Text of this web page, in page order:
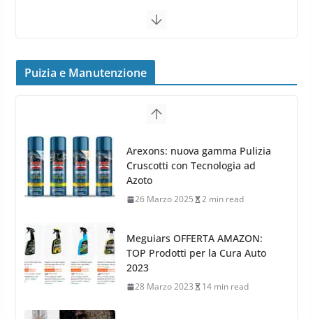
16 Settembre 2019
MAK FIVESTAR (2019)
24 Luglio 2019 1 min read
Cerchi in lega grandi: quando
frenata e handling
8 Aprile 2026 7 min read
Puizia e Manutenzione
Arexons: nuova gamma Pulizia
Cruscotti con Tecnologia ad
Azoto
26 Marzo 2025 2 min read
Meguiars OFFERTA AMAZON:
TOP Prodotti per la Cura Auto
2023
28 Marzo 2023 14 min read